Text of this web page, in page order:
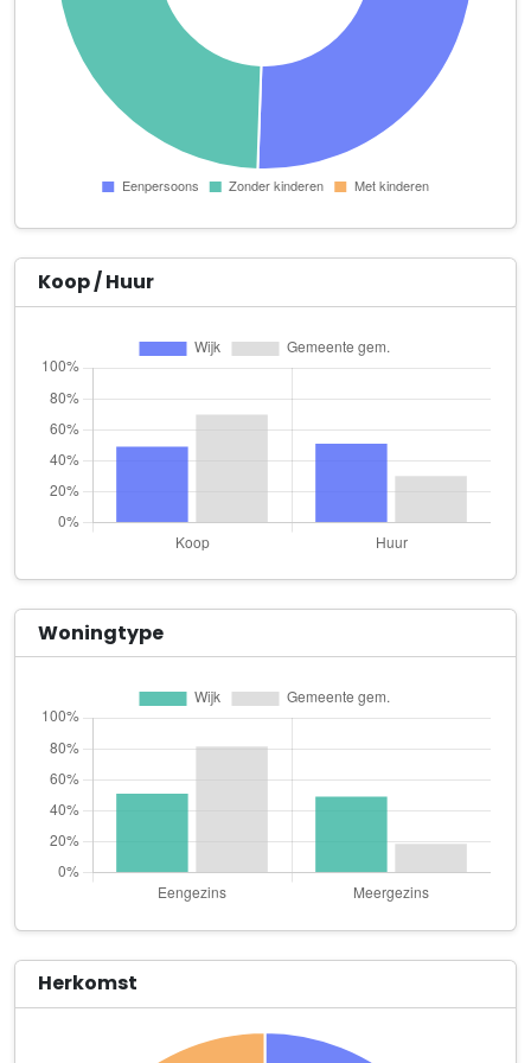
Huisartsenpraktijk Westrand
Sint Lucasplein 2 a
iemaazje
ivdk.nl Electronics
Boulevard Antverpia 3
Lianne's Dampwinkeltje
Wouwseweg 26
Liesbeth DTP
Weissenbruchstraat 70
Maatschap Uijtdewilligen en de Bruijn
Vinkenbroeksestraat 39
Marlies Haarmode
Wouwseweg 97
Massagepraktijk Flowing
Melkveebedrijf van der Steen
Vinkenbroeksestraat 55
Menpark den Hil V.O.F.
Hilstraat 15
Onder Zeil
Holterbergsestraat 2 b
Pala Tapijtcentrum V.O.F.
Rembrandtgalerij 139
P. Rijsdijk Tweewielers v.o.f.
Koop / Huur
Woningtype
Herkomst